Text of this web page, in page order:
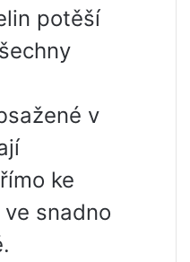
potěší
v
ke
snadno